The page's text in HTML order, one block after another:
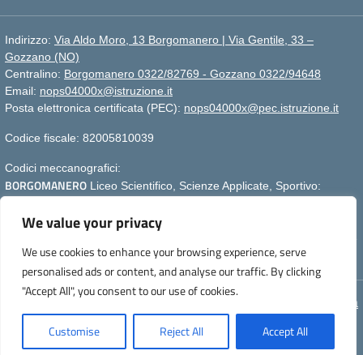
We value your privacy
We use cookies to enhance your browsing experience, serve
personalised ads or content, and analyse our traffic. By clicking
"Accept All", you consent to our use of cookies.
Customise Reject All Accept All
Indirizzo: Via Aldo Moro, 13 Borgomanero | Via Gentile, 33 –
Gozzano (NO)
Centralino: Borgomanero 0322/82769 - Gozzano 0322/94648
Email: nops04000x@istruzione.it
Posta elettronica certificata (PEC): nops04000x@pec.istruzione.it
Codice fiscale: 82005810039
Codici meccanografici:
BORGOMANERO Liceo Scientifico, Scienze Applicate, Sportivo:
GOZZANOLiceo Linguistico e Scienze Umane :
la pagina premere CTRL+F5
Concept & Design by Designers Italia